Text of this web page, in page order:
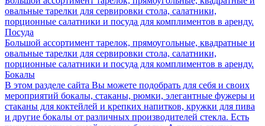
овальные тарелки для сервировки стола, салатники,
порционные салатники и посуда для комплиментов в аренду.
Посуда
Большой ассортимент тарелок, прямоугольные, квадратные и
овальные тарелки для сервировки стола, салатники,
порционные салатники и посуда для комплиментов в аренду.
Бокалы
В этом разделе сайта Вы можете подобрать для себя и своих
мероприятий бокалы, стаканы, рюмки, элегантные фужеры и
стаканы для коктейлей и крепких напитков, кружки для пива
и другие бокалы от различных производителей стекла. Есть